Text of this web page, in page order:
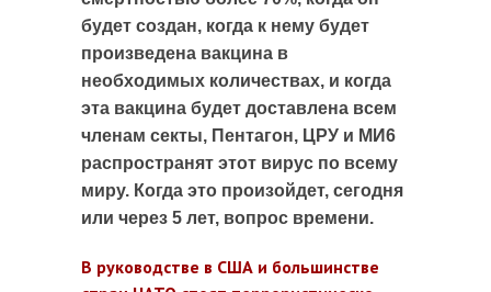
будет создан, когда к нему будет
произведена вакцина в
необходимых количествах, и когда
эта вакцина будет доставлена всем
членам секты, Пентагон, ЦРУ и МИ6
распространят этот вирус по всему
миру. Когда это произойдет, сегодня
или через 5 лет, вопрос времени.
В руководстве в США и большинстве